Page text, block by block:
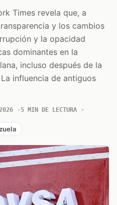
Times revela que, a
y los cambios
y la opacidad
dominantes en la
incluso después de la
influencia de antiguos
5 MIN DE LECTURA